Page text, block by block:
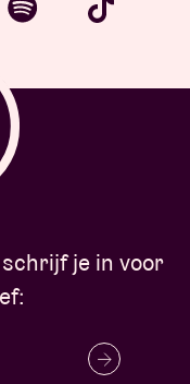
je in voor